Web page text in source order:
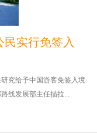
实行免签入
究给予中国游客免签入境
线发展部主任描拉...